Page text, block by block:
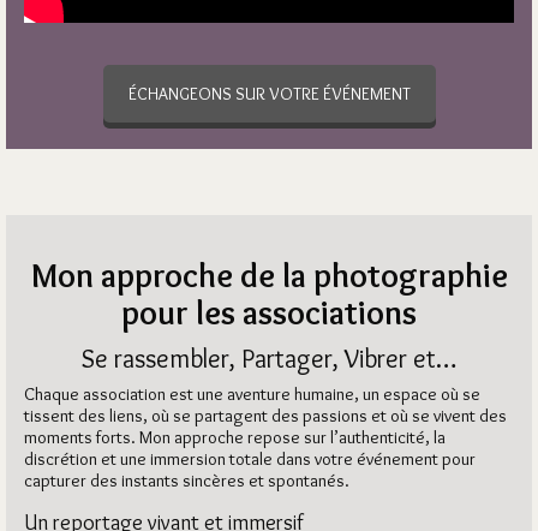
ÉCHANGEONS SUR VOTRE ÉVÉNEMENT
Mon approche de la photographie
pour les associations
Se rassembler, Partager, Vibrer et…
Chaque association est une aventure humaine, un espace où se
tissent des liens, où se partagent des passions et où se vivent des
moments forts. Mon approche repose sur l’authenticité, la
discrétion et une immersion totale dans votre événement pour
capturer des instants sincères et spontanés.
Un reportage vivant et immersif